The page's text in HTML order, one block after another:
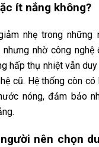
ít nắng không?
nhẹ trong những
nhờ công nghệ
hấp thụ nhiệt vẫn
cũ. Hệ thống còn
nóng, đảm bảo
nên chọn